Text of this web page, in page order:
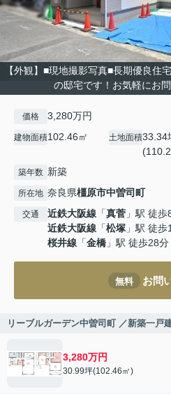
【外観】■現地撮影写真■長期優良住
の邸宅です！お気軽にお
価格 3,280万円
建物面積102.46㎡ 土地面積33.34
築年数 新築
所在地 奈良県橿原市中曽司町
交通 近鉄大阪線 「真菅 」駅 徒歩
近鉄大阪線 「松塚 」駅 徒歩
桜井線 「金橋 」駅 徒歩28分
無料 お問
リーブルガーデン中曽司町 ／新築一戸
3,280万円
30.99坪(102.46㎡)